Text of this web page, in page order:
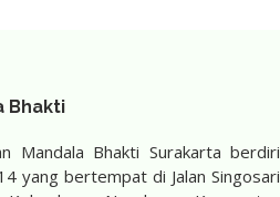
Bhakti
Mandala Bhakti Surakarta berdiri
yang bertempat di Jalan Singosari